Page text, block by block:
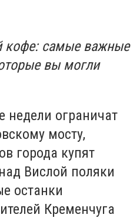
кофе: самые важные
вы могли
недели ограничат
мосту,
города купят
Вислой поляки
останки
Кременчуга